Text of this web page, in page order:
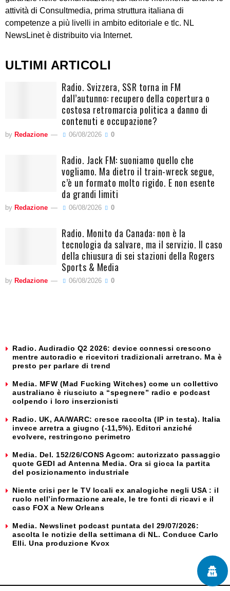
attività di Consultmedia, prima struttura italiana di
competenze a più livelli in ambito editoriale e tlc. NL
NewsLinet è distribuito via Internet.
ULTIMI ARTICOLI
Radio. Svizzera, SSR torna in FM
dall’autunno: recupero della copertura o
costosa retromarcia politica a danno di
contenuti e occupazione?
by Redazione 06/08/2026 0
Radio. Jack FM: suoniamo quello che
vogliamo. Ma dietro il train-wreck segue,
c’è un formato molto rigido. E non esente
da grandi limiti
by Redazione 06/08/2026 0
Radio. Monito da Canada: non è la
tecnologia da salvare, ma il servizio. Il caso
della chiusura di sei stazioni della Rogers
Sports & Media
by Redazione 06/08/2026 0
Radio. Audiradio Q2 2026: device connessi crescono
mentre autoradio e ricevitori tradizionali arretrano. Ma è
presto per parlare di trend
Media. MFW (Mad Fucking Witches) come un collettivo
australiano è riusciuto a “spegnere” radio e podcast
colpendo i loro inserzionisti
Radio. UK, AA/WARC: cresce raccolta (IP in testa). Italia
invece arretra a giugno (-11,5%). Editori anziché
evolvere, restringono perimetro
Media. Del. 152/26/CONS Agcom: autorizzato passaggio
quote GEDI ad Antenna Media. Ora si gioca la partita
del posizionamento industriale
Niente crisi per le TV locali ex analogiche negli USA : il
ruolo nell’informazione areale, le tre fonti di ricavi e il
caso FOX a New Orleans
Media. Newslinet podcast puntata del 29/07/2026:
ascolta le notizie della settimana di NL. Conduce Carlo
Elli. Una produzione Kvox